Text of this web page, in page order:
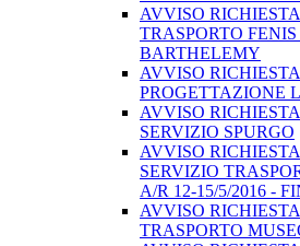
AVVISO
TRASPORTO
BARTHELEMY
AVVISO
PROGETTAZIONE
AVVISO
SERVIZIO SPURGO
AVVISO
SERVIZIO
A/R 12-15/5/2016 -
AVVISO
TRASPORTO